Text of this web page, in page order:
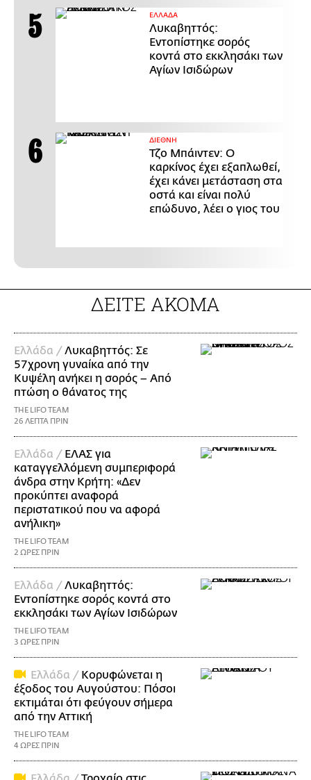
ΕΛΛΑΔΑ
Λυκαβηττός:
Εντοπίστηκε σορός
κοντά στο εκκλησάκι των
Αγίων Ισιδώρων
ΔΙΕΘΝΗ
Τζο Μπάιντεν: Ο
καρκίνος έχει εξαπλωθεί,
έχει κάνει μετάσταση στα
οστά και είναι πολύ
επώδυνο, λέει ο γιος του
ΔΕΙΤΕ ΑΚΟΜΑ
Ελλάδα /Λυκαβηττός: Σε
57χρονη γυναίκα από την
Κυψέλη ανήκει η σορός – Από
πτώση ο θάνατος της
THE LIFO TEAM
26 ΛΕΠΤΑ ΠΡΙΝ
Ελλάδα / ΕΛΑΣ για
καταγγελλόμενη συμπεριφορά
άνδρα στην Κρήτη: «Δεν
προκύπτει αναφορά
περιστατικού που να αφορά
ανήλικη»
THE LIFO TEAM
2 ΩΡΕΣ ΠΡΙΝ
Ελλάδα /Λυκαβηττός:
Εντοπίστηκε σορός κοντά στο
εκκλησάκι των Αγίων Ισιδώρων
THE LIFO TEAM
3 ΩΡΕΣ ΠΡΙΝ
Ελλάδα / Κορυφώνεται η
έξοδος του Αυγούστου: Πόσοι
εκτιμάται ότι φεύγουν σήμερα
από την Αττική
THE LIFO TEAM
4 ΩΡΕΣ ΠΡΙΝ